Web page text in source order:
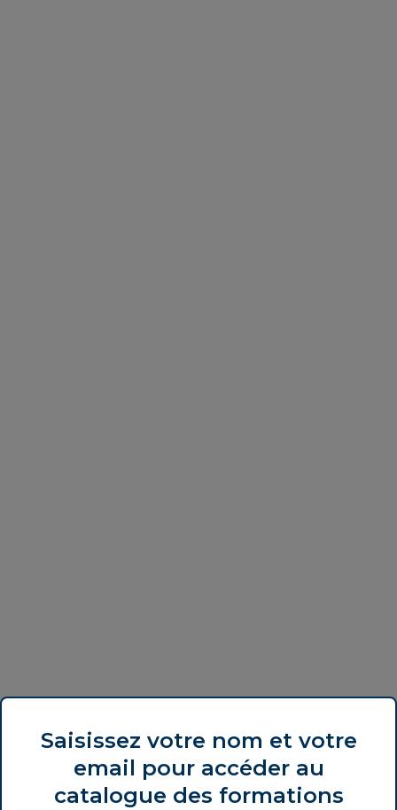
Saisissez votre nom et votre
email pour accéder au
catalogue des formations